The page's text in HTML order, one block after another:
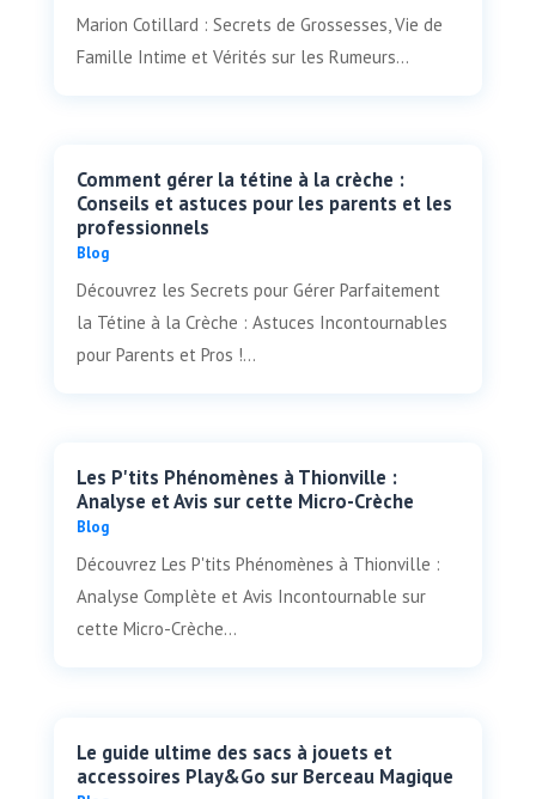
Marion Cotillard : Secrets de Grossesses, Vie de
Famille Intime et Vérités sur les Rumeurs...
Comment gérer la tétine à la crèche :
Conseils et astuces pour les parents et les
professionnels
Blog
Découvrez les Secrets pour Gérer Parfaitement
la Tétine à la Crèche : Astuces Incontournables
pour Parents et Pros !...
Les P'tits Phénomènes à Thionville :
Analyse et Avis sur cette Micro-Crèche
Blog
Découvrez Les P'tits Phénomènes à Thionville :
Analyse Complète et Avis Incontournable sur
cette Micro-Crèche...
Le guide ultime des sacs à jouets et
accessoires Play&Go sur Berceau Magique